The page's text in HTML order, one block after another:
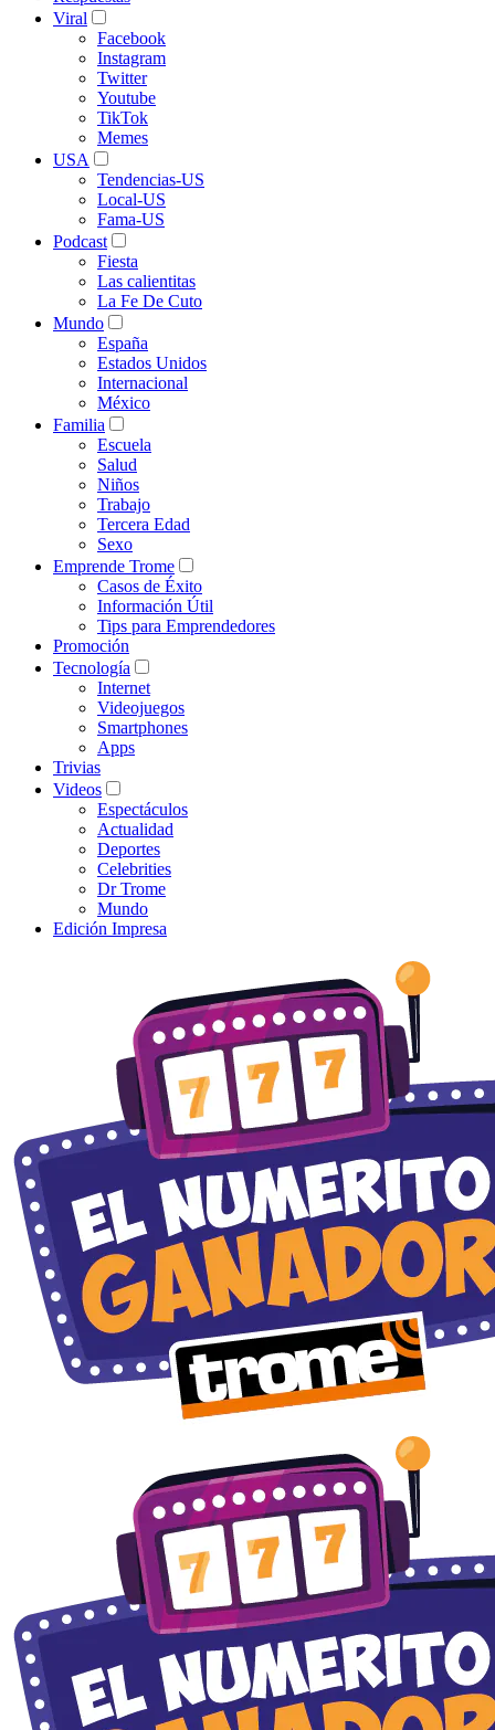
Viral
Facebook
Instagram
Twitter
Youtube
TikTok
Memes
USA
Tendencias-US
Local-US
Fama-US
Podcast
Fiesta
Las calientitas
La Fe De Cuto
Mundo
España
Estados Unidos
Internacional
México
Familia
Escuela
Salud
Niños
Trabajo
Tercera Edad
Sexo
Emprende Trome
Casos de Éxito
Información Útil
Tips para Emprendedores
Promoción
Tecnología
Internet
Videojuegos
Smartphones
Apps
Trivias
Videos
Espectáculos
Actualidad
Deportes
Celebrities
Dr Trome
Mundo
Edición Impresa